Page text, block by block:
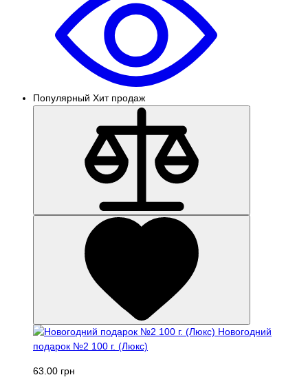
Популярный Хит продаж
Новогодний
подарок №2 100 г. (Люкс)
63.00 грн